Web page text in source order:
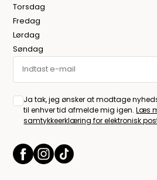
Torsdag
Fredag
Lørdag
Søndag
Ja tak, jeg ønsker at modtage
til enhver tid afmelde mig igen.Læs
samtykkeerklæring for elektronisk